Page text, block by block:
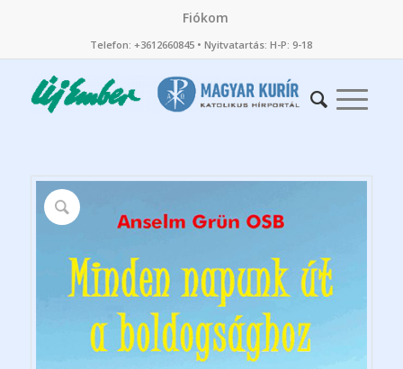
Fiókom
Telefon: +3612660845 • Nyitvatartás: H-P: 9-18